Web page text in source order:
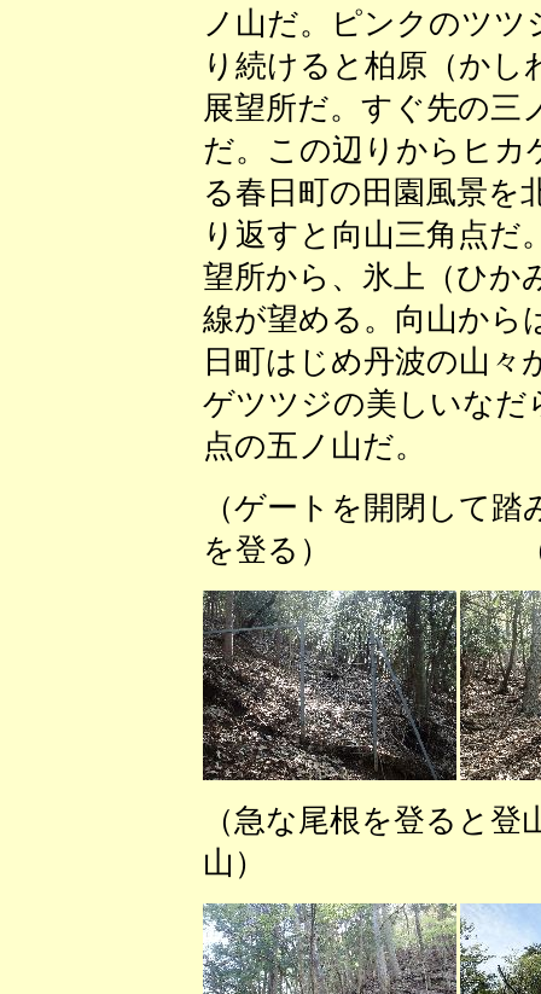
ノ山だ。ピンクのツ
り続けると柏原（かし
展望所だ。すぐ先の三
だ。この辺りからヒカ
る春日町の田園風景を
り返すと向山三角点だ
望所から、氷上（ひか
線が望める。向山から
日町はじめ丹波の山
ゲツツジの美しいなだ
点の五ノ山だ。
（ゲートを開閉して
を登る） （何の
（急な尾根を登
山） （